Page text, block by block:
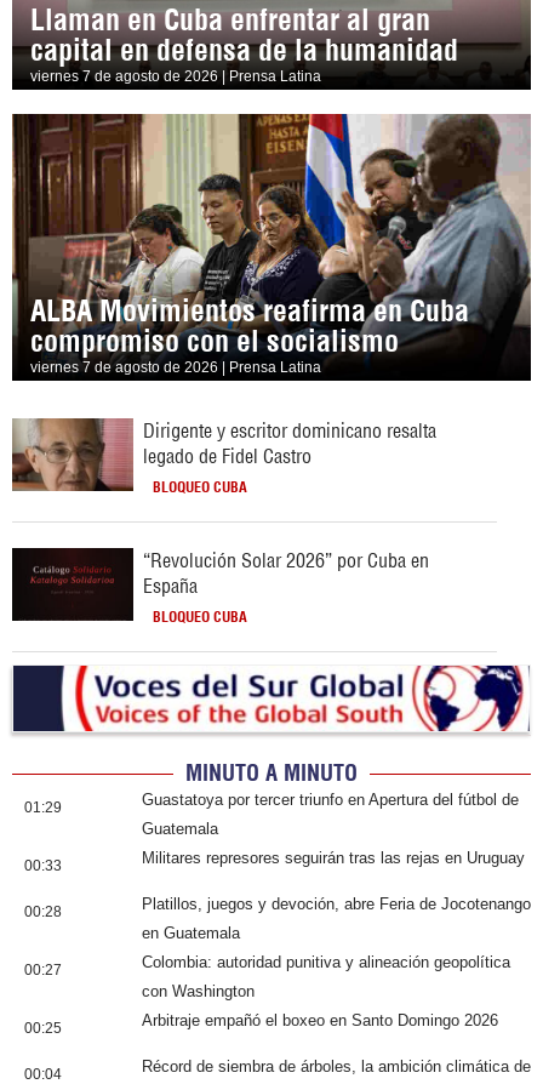
Llaman en Cuba enfrentar al gran
capital en defensa de la humanidad
viernes 7 de agosto de 2026 | Prensa Latina
ALBA Movimientos reafirma en Cuba
compromiso con el socialismo
viernes 7 de agosto de 2026 | Prensa Latina
Dirigente y escritor dominicano resalta
legado de Fidel Castro
BLOQUEO CUBA
“Revolución Solar 2026” por Cuba en
España
BLOQUEO CUBA
MINUTO A MINUTO
01:29
Guastatoya por tercer triunfo en Apertura del fútbol de
Guatemala
00:33 Militares represores seguirán tras las rejas en Uruguay
00:28
Platillos, juegos y devoción, abre Feria de Jocotenango
en Guatemala
00:27
Colombia: autoridad punitiva y alineación geopolítica
con Washington
00:25 Arbitraje empañó el boxeo en Santo Domingo 2026
00:04
Récord de siembra de árboles, la ambición climática de